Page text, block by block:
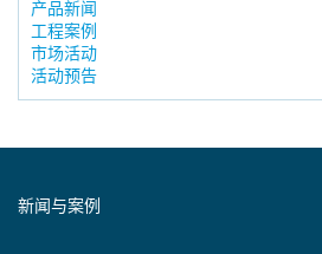
产品新闻
工程案例
市场活动
活动预告
新闻与案例